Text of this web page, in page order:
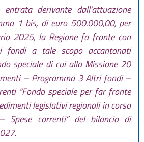
derivante dall’attuazione
1 bis, di euro 500.000,00, per
2025, la Regione fa fronte con
fondi a tale scopo accantonati
speciale di cui alla Missione 20
– Programma 3 Altri fondi –
“Fondo speciale per far fronte
legislativi regionali in corso
Spese correnti” del bilancio di